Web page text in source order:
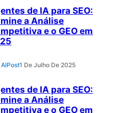
de IA para SEO:
a Análise
e o GEO em
1 De Julho De 2025
de IA para SEO:
a Análise
e o GEO em